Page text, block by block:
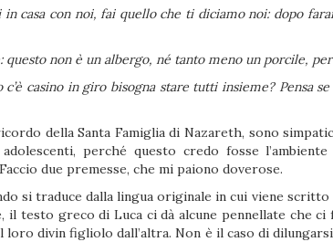
in casa con noi, fai quello che ti diciamo noi: dopo
questo non è un albergo, né tanto meno un porcile,
casino in giro bisogna stare tutti insieme? Pensa
della Santa Famiglia di Nazareth, sono
perché questo credo fosse
due premesse, che mi paiono doverose.
si traduce dalla lingua originale in cui viene
il testo greco di Luca ci dà alcune pennellate che
divin figliolo dall’altra. Non è il caso di